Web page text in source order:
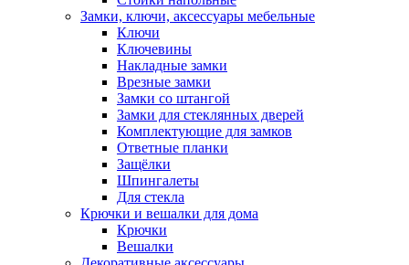
Замки, ключи, аксессуары мебельные
Ключи
Ключевины
Накладные замки
Врезные замки
Замки со штангой
Замки для стеклянных дверей
Комплектующие для замков
Ответные планки
Защёлки
Шпингалеты
Для стекла
Крючки и вешалки для дома
Крючки
Вешалки